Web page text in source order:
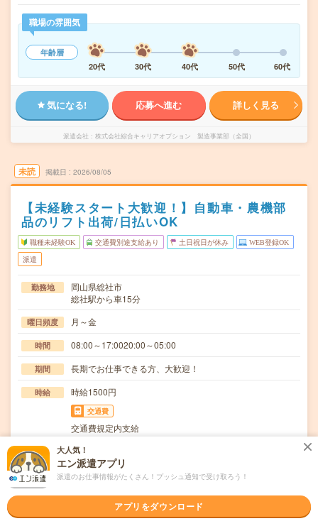
職場の雰囲気
年齢層
20代
30代 40代 50代 60代
気になる! 応募へ進む 詳しく見る
派遣会社 株式会社綜合キャリアオプション 製造事業部（全国）
未読 掲載日 2026/08/05
【未経験スタート大歓迎！】自動車・農機部
品のリフト出荷/日払いOK
職種未経験OK 交通費別途支給あり 土日祝日が休み WEB登録OK
派遣
勤務地
岡山県総社市
総社駅から車15分
曜日頻度 月～金
時間 08:00～17:0020:00～05:00
期間 長期でお仕事できる方、大歓迎！
時給 時給1500円
交通費
交通費規定内支給
仕事内容
フォークリフト作業員として、出荷対応に関わる業務とそ
れに付随する作業【取扱製品情報】自動車部品・農機…
応募資格
◆未経験OK！〇まずは事前登録だけでもOK！履歴書不要
で気軽にオンライン登録★氏名・職種などを入力す…
大人気！
エン派遣アプリ
派遣のお仕事情報がたくさん！プッシュ通知で受け取ろう！
アプリをダウンロード